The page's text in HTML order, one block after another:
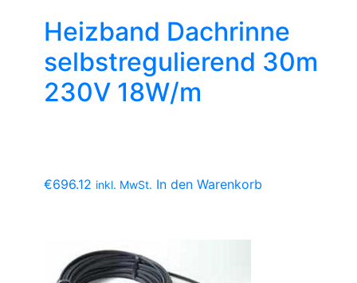
Heizband Dachrinne
selbstregulierend 30m
230V 18W/m
€696.12 inkl. MwSt. In den Warenkorb